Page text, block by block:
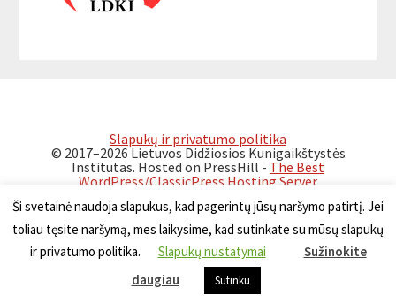
Slapukų ir privatumo politika
© 2017–2026 Lietuvos Didžiosios Kunigaikštystės
Institutas. Hosted on PressHill - The Best
WordPress/ClassicPress Hosting Server
Ši svetainė naudoja slapukus, kad pagerintų jūsų naršymo patirtį. Jei
toliau tęsite naršymą, mes laikysime, kad sutinkate su mūsų slapukų
ir privatumo politika.
Slapukų nustatymai
Sužinokite
daugiau
Sutinku
Polski Український Беларускі